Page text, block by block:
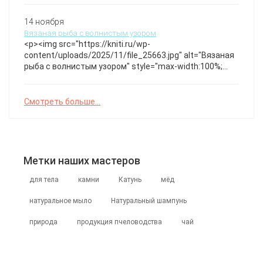
аккуратными пуговицами. Уникальная текстура и
детальная вязка делают изделие стильным и
уютным. Кардиган, схема
14 ноября
Вязаная рыба с волнистым узором
<p><img src="https://kniti.ru/wp-
content/uploads/2025/11/file_25663.jpg" alt="Вязаная
рыба с волнистым узором" style="max-width:100%;
волнистым узором и выразительными плавниками.
Смотреть больше...
Метки наших мастеров
для тела камни Катунь мёд
натуральное мыло Натуральный шампунь
природа продукция пчеловодства чай